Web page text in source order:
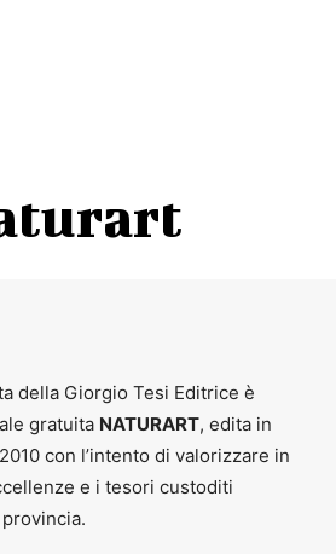
della Giorgio Tesi Editrice è
gratuita NATURART, edita in
con l’intento di valorizzare in
e i tesori custoditi